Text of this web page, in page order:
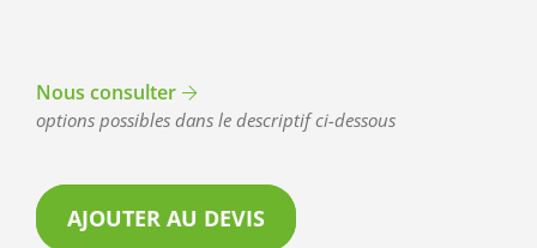
Nous consulter
options possibles dans le descriptif ci-dessous
AJOUTER AU DEVIS